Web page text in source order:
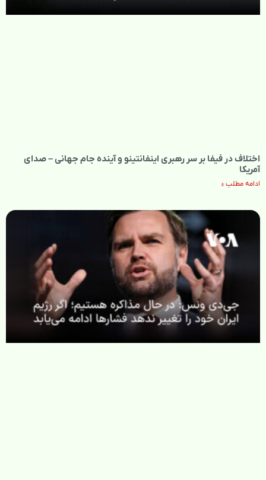
اختلاف در فیفا بر سر رهبری اینفانتینو و آینده جام جهانی – صدای
آمریکا
ادامه مطلب »